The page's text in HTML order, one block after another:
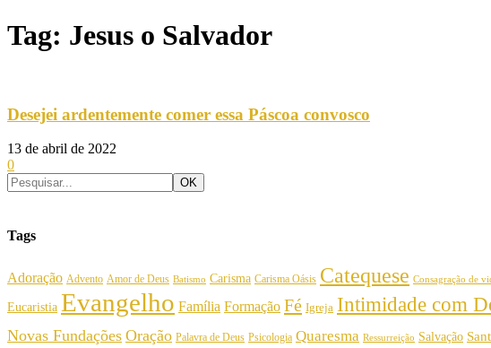
Tag: Jesus o Salvador
Desejei ardentemente comer essa Páscoa convosco
13 de abril de 2022
0
Tags
Adoração Advento Amor de Deus Batismo Carisma Carisma Oásis Catequese Consagração de
Eucaristia Evangelho Família Formação Fé Igreja Intimidade com
Novas Fundações Oração Palavra de Deus Psicologia Quaresma Ressurreição Salvação